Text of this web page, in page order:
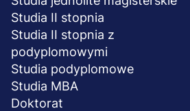
Studia II stopnia
Studia II stopnia z
podyplomowymi
Studia podyplomowe
Studia MBA
Doktorat